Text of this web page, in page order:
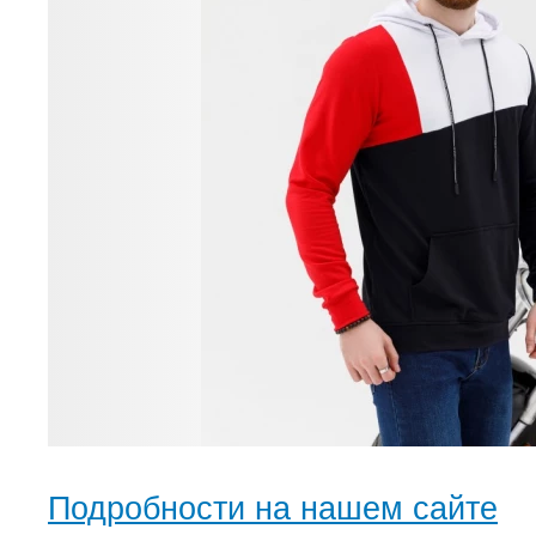
Подробности на нашем сайте